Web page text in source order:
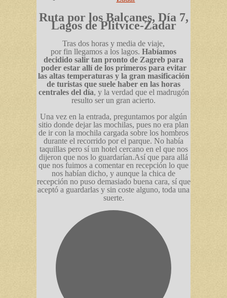
Ruta por los Balcanes, Día 7,
Lagos de Plitvice-Zadar
Tras dos horas y media de viaje,
por fin llegamos a los lagos. Habíamos
decidido salir tan pronto de Zagreb para
poder estar allí de los primeros para evitar
las altas temperaturas y la gran masificación
de turistas que suele haber en las horas
centrales del día, y la verdad que el madrugón
resulto ser un gran acierto.
Una vez en la entrada, preguntamos por algún
sitio donde dejar las mochilas, pues no era plan
de ir con la mochila cargada sobre los hombros
durante el recorrido por el parque. No había
taquillas pero sí un hotel cercano en el que nos
dijeron que nos lo guardarían.Así que para allá
que nos fuimos a comentar en recepción lo que
nos habían dicho, y aunque la chica de
recepción no puso demasiado buena cara, sí que
aceptó a guardarlas y sin coste alguno, toda una
suerte.